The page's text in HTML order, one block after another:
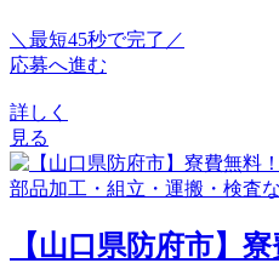
＼最短45秒で完了／
応募へ進む
詳しく
見る
【山口県防府市】